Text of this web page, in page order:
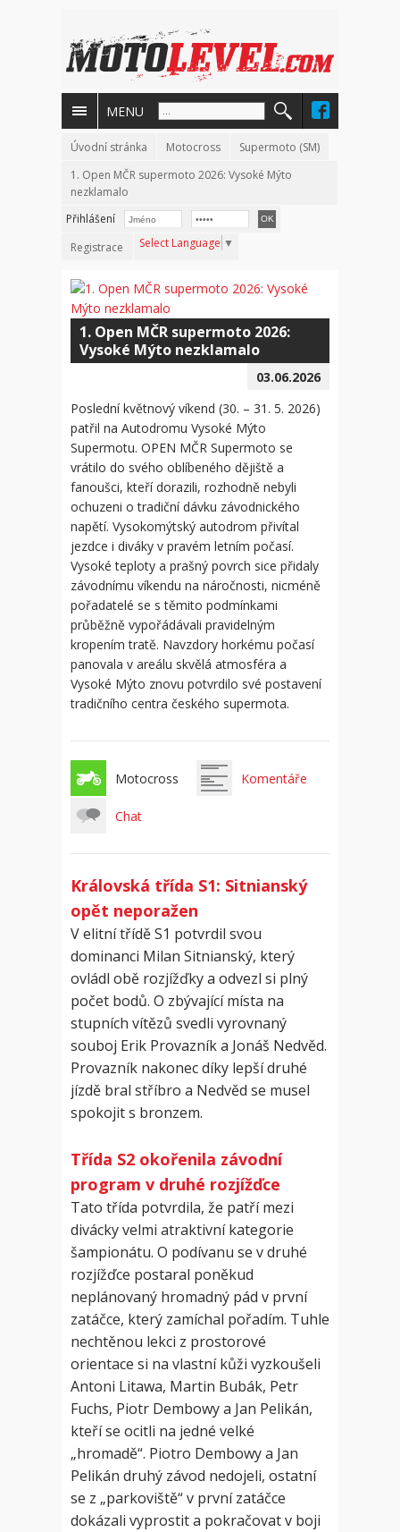
MENU
Úvodní stránka Motocross
Supermoto (SM)
1. Open MČR supermoto 2026: Vysoké Mýto
nezklamalo
Přihlášení
Registrace
Select Language ▼
1. Open MČR supermoto 2026:
Vysoké Mýto nezklamalo
03.06.2026
Poslední květnový víkend (30. – 31. 5. 2026)
patřil na Autodromu Vysoké Mýto
Supermotu. OPEN MČR Supermoto se
vrátilo do svého oblíbeného dějiště a
fanoušci, kteří dorazili, rozhodně nebyli
ochuzeni o tradiční dávku závodnického
napětí. Vysokomýtský autodrom přivítal
jezdce i diváky v pravém letním počasí.
Vysoké teploty a prašný povrch sice přidaly
závodnímu víkendu na náročnosti, nicméně
pořadatelé se s těmito podmínkami
průběžně vypořádávali pravidelným
kropením tratě. Navzdory horkému počasí
panovala v areálu skvělá atmosféra a
Vysoké Mýto znovu potvrdilo své postavení
tradičního centra českého supermota.
Motocross Komentáře
Chat
Královská třída S1: Sitnianský
opět neporažen
V elitní třídě S1 potvrdil svou
dominanci Milan Sitnianský, který
ovládl obě rozjížďky a odvezl si plný
počet bodů. O zbývající místa na
stupních vítězů svedli vyrovnaný
souboj Erik Provazník a Jonáš Nedvěd.
Provazník nakonec díky lepší druhé
jízdě bral stříbro a Nedvěd se musel
spokojit s bronzem.
Třída S2 okořenila závodní
program v druhé rozjížďce
Tato třída potvrdila, že patří mezi
divácky velmi atraktivní kategorie
šampionátu. O podívanu se v druhé
rozjížďce postaral poněkud
neplánovaný hromadný pád v první
zatáčce, který zamíchal pořadím. Tuhle
nechtěnou lekci z prostorové
orientace si na vlastní kůži vyzkoušeli
Antoni Litawa, Martin Bubák, Petr
Fuchs, Piotr Dembowy a Jan Pelikán,
kteří se ocitli na jedné velké
„hromadě“. Piotro Dembowy a Jan
Pelikán druhý závod nedojeli, ostatní
se z „parkoviště“ v první zatáčce
dokázali vyprostit a pokračovat v boji